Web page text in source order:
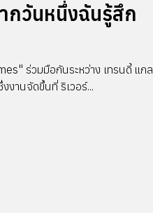
กวันหนึ่งฉันรู้สึก
ร่วมมือกันระหว่าง เทรนดี้ แกล
งานจัดขึ้นที่ ริเวอร์...